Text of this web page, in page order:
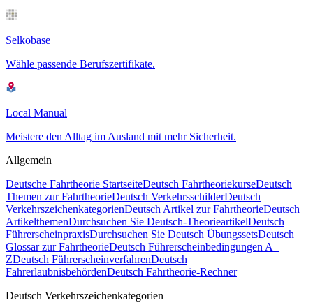
Selkobase
Wähle passende Berufszertifikate.
Local Manual
Meistere den Alltag im Ausland mit mehr Sicherheit.
Allgemein
Deutsche Fahrtheorie StartseiteDeutsch FahrtheoriekurseDeutsch
Themen zur FahrtheorieDeutsch VerkehrsschilderDeutsch
VerkehrszeichenkategorienDeutsch Artikel zur FahrtheorieDeutsch
ArtikelthemenDurchsuchen Sie Deutsch-TheorieartikelDeutsch
FührerscheinpraxisDurchsuchen Sie Deutsch ÜbungssetsDeutsch
Glossar zur FahrtheorieDeutsch Führerscheinbedingungen A–
ZDeutsch FührerscheinverfahrenDeutsch
FahrerlaubnisbehördenDeutsch Fahrtheorie-Rechner
Deutsch Verkehrszeichenkategorien